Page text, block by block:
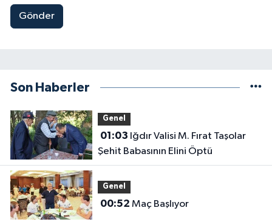
Gönder
Son Haberler
Genel
01:03
Şehit Babasının Elini Öptü
Genel
00:52 Maç Başlıyor